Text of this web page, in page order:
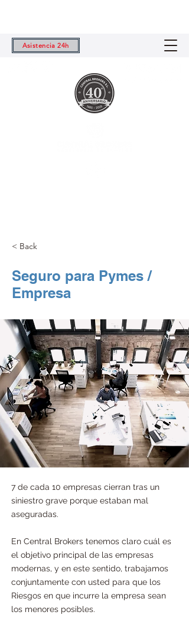
Asistencia 24h
< Back
Seguro para Pymes /
Empresa
7 de cada 10 empresas cierran tras un
siniestro grave porque estaban mal
aseguradas.
En Central Brokers tenemos claro cuál es
el objetivo principal de las empresas
modernas, y en este sentido, trabajamos
conjuntamente con usted para que los
Riesgos en que incurre la empresa sean
los menores posibles.